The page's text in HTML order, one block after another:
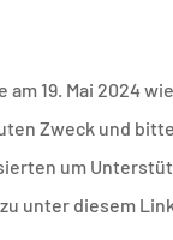
am 19. Mai 2024
Zweck und
um
unter diesem